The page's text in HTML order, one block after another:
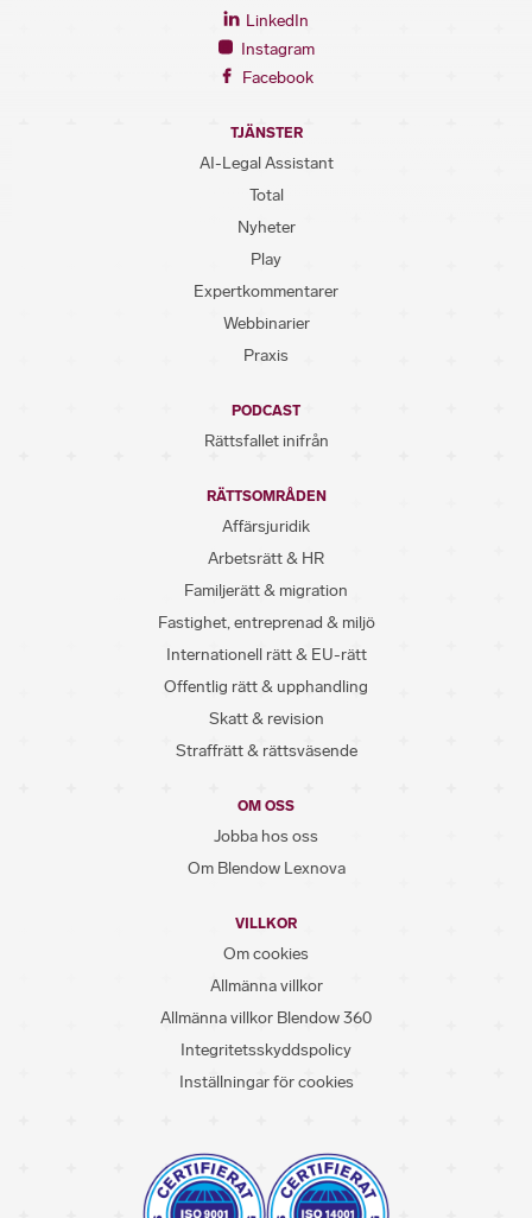
LinkedIn
Instagram
Facebook
TJÄNSTER
AI-Legal Assistant
Total
Nyheter
Play
Expertkommentarer
Webbinarier
Praxis
PODCAST
Rättsfallet inifrån
RÄTTSOMRÅDEN
Affärsjuridik
Arbetsrätt & HR
Familjerätt & migration
Fastighet, entreprenad & miljö
Internationell rätt & EU-rätt
Offentlig rätt & upphandling
Skatt & revision
Straffrätt & rättsväsende
OM OSS
Jobba hos oss
Om Blendow Lexnova
VILLKOR
Om cookies
Allmänna villkor
Allmänna villkor Blendow 360
Integritetsskyddspolicy
Inställningar för cookies